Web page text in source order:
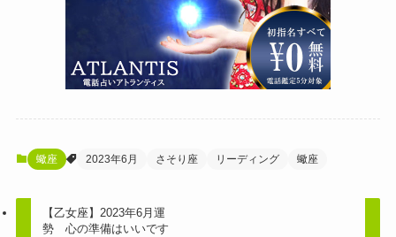
蠍座 2023年6月 さそり座 リーディング 蠍座
【乙女座】2023年6月運
勢 心の準備はいいです